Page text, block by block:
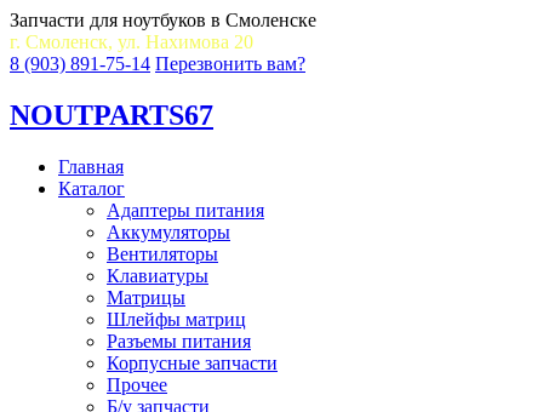
Запчасти для ноутбуков в Смоленске
г. Смоленск, ул. Нахимова 20
8 (903) 891-75-14 Перезвонить вам?
NOUTPARTS67
Главная
Каталог
Адаптеры питания
Аккумуляторы
Вентиляторы
Клавиатуры
Матрицы
Шлейфы матриц
Разъемы питания
Корпусные запчасти
Прочее
Б/у запчасти